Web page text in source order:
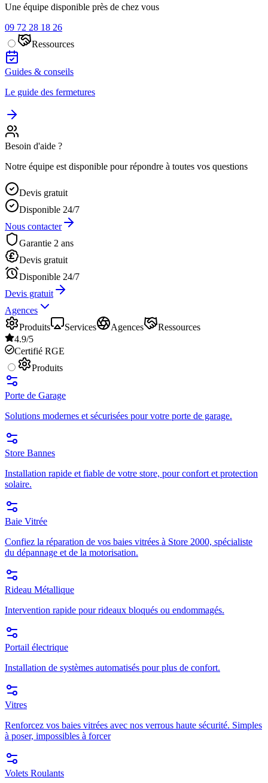
Une équipe disponible près de chez vous
09 72 28 18 26
Ressources
Guides & conseils
Le guide des fermetures
Besoin d'aide ?
Notre équipe est disponible pour répondre à toutes vos questions
Devis gratuit
Disponible 24/7
Nous contacter
Garantie 2 ans
Devis gratuit
Disponible 24/7
Devis gratuit
Agences
Produits
Services Agences
Ressources
4.9/5
Certifié RGE
Produits
Porte de Garage
Solutions modernes et sécurisées pour votre porte de garage.
Store Bannes
Installation rapide et fiable de votre store, pour confort et protection
solaire.
Baie Vitrée
Confiez la réparation de vos baies vitrées à Store 2000, spécialiste
du dépannage et de la motorisation.
Rideau Métallique
Intervention rapide pour rideaux bloqués ou endommagés.
Portail électrique
Installation de systèmes automatisés pour plus de confort.
Vitres
Renforcez vos baies vitrées avec nos verrous haute sécurité. Simples
à poser, impossibles à forcer
Volets Roulants